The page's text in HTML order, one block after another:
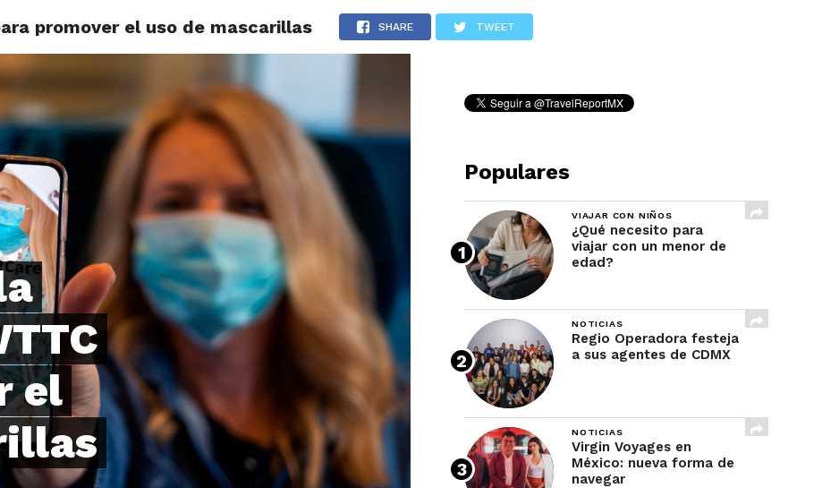
REVIEWS EVENTOS GASTRONOMÍA NOTICIAS REVISTA
promover el uso de mascarillas SHARE TWEET
el
Populares
VIAJAR CON NIÑOS
¿Qué necesito para
viajar con un menor de
edad?
NOTICIAS
Regio Operadora festeja
a sus agentes de CDMX
NOTICIAS
Virgin Voyages en
México: nueva forma de
navegar